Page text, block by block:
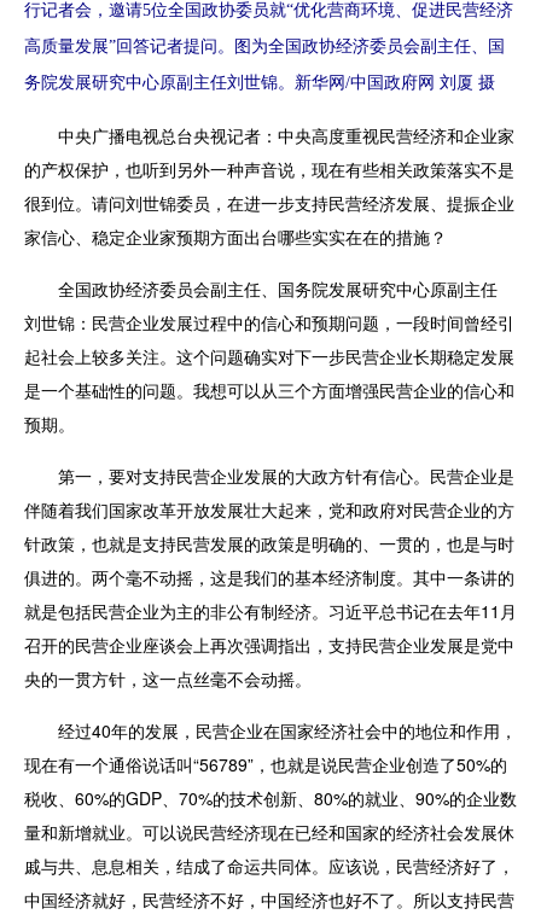
行记者会，邀请5位全国政协委员就“优化营商环境、促进民营经济
高质量发展”回答记者提问。图为全国政协经济委员会副主任、国
务院发展研究中心原副主任刘世锦。新华网/中国政府网 刘厦 摄
中央广播电视总台央视记者 ：中央高度重视民营经济和企业家
的产权保护，也听到另外一种声音说，现在有些相关政策落实不是
很到位。请问刘世锦委员，在进一步支持民营经济发展、提振企业
家信心、稳定企业家预期方面出台哪些实实在在的措施？
全国政协经济委员会副主任、国务院发展研究中心原副主任
刘世锦 ：民营企业发展过程中的信心和预期问题，一段时间曾经引
起社会上较多关注。这个问题确实对下一步民营企业长期稳定发展
是一个基础性的问题。我想可以从三个方面增强民营企业的信心和
预期。
第一，要对支持民营企业发展的大政方针有信心。民营企业是
伴随着我们国家改革开放发展壮大起来，党和政府对民营企业的方
针政策，也就是支持民营发展的政策是明确的、一贯的，也是与时
俱进的。两个毫不动摇，这是我们的基本经济制度。其中一条讲的
就是包括民营企业为主的非公有制经济。习近平总书记在去年11月
召开的民营企业座谈会上再次强调指出，支持民营企业发展是党中
央的一贯方针，这一点丝毫不会动摇。
经过40年的发展，民营企业在国家经济社会中的地位和作用，
现在有一个通俗说话叫“56789”，也就是说民营企业创造了50%的
税收、60%的GDP、70%的技术创新、80%的就业、90%的企业数
量和新增就业。可以说民营经济现在已经和国家的经济社会发展休
戚与共、息息相关，结成了命运共同体。应该说，民营经济好了，
中国经济就好，民营经济不好，中国经济也好不了。所以支持民营